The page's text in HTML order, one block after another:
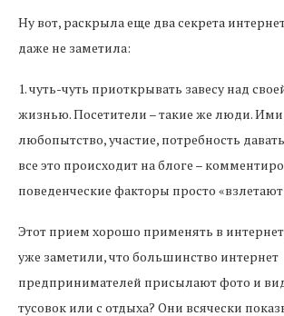
Ну вот, раскрыла еще два секрета
даже не заметила:
1. чуть-чуть приоткрывать завесу над
жизнью. Посетители – такие же люди.
любопытство, участие, потребность
все это происходит на блоге –
поведенческие факторы просто «взлетают
Этот прием хорошо применять в
уже заметили, что большинство интернет
предпринимателей присылают фото и
тусовок или с отдыха? Они всячески